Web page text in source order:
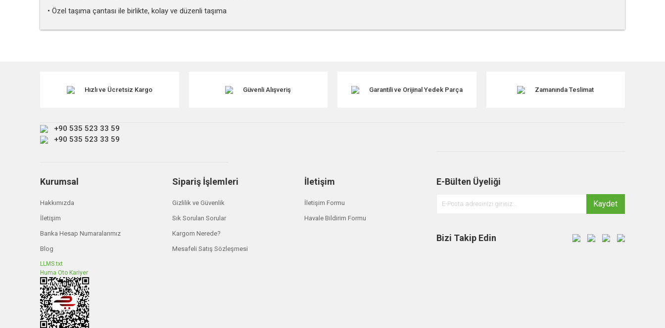
• Özel taşıma çantası ile birlikte, kolay ve düzenli taşıma
Ürün açıklamasında eksik bilgiler bulunuyor.
Bu ürüne benzer farklı alternatifler olmalı.
Hızlı ve Ücretsiz Kargo Güvenli Alışveriş Garantili ve Orijinal Yedek Parça Zamanında Teslimat
+90 535 523 33 59
+90 535 523 33 59
Kurumsal
Hakkımızda
İletişim
Banka Hesap Numaralarımız
Blog
LLMS.txt
Huma Oto Kariyer
Sipariş İşlemleri
Gizlilik ve Güvenlik
Sık Sorulan Sorular
Kargom Nerede?
Mesafeli Satış Sözleşmesi
İletişim
İletişim Formu
Havale Bildirim Formu
E-Bülten Üyeliği
Kaydet
Bizi Takip Edin